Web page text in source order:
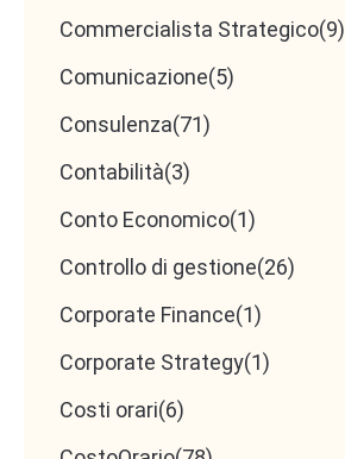
Commercialista Strategico(9)
Comunicazione(5)
Consulenza(71)
Contabilità(3)
Conto Economico(1)
Controllo di gestione(26)
Corporate Finance(1)
Corporate Strategy(1)
Costi orari(6)